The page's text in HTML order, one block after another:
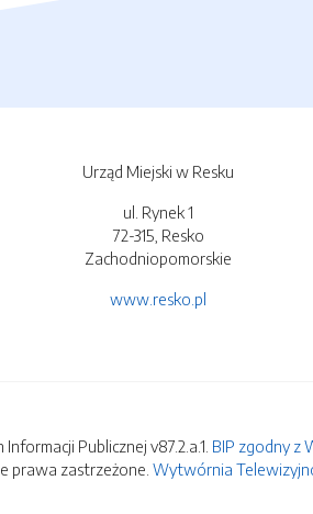
Urząd Miejski w Resku
ul. Rynek 1
72-315, Resko
Zachodniopomorskie
www.resko.pl
Publicznej v87.2.a.1. BIP zgodny z
prawa zastrzeżone. Wytwórnia